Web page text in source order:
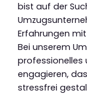
bist auf der
Erfahrungen
Bei unserem
professionelles
engagieren,
stressfrei